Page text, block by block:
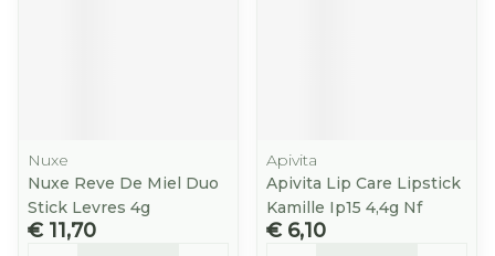
Nuxe
Nuxe Reve De Miel Duo
Stick Levres 4g
€ 11,70
Apivita
Apivita Lip Care Lipstick
Kamille Ip15 4,4g Nf
€ 6,10